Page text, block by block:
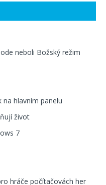
neboli Božský režim
na hlavním panelu
život
7
hráče počítačovách her